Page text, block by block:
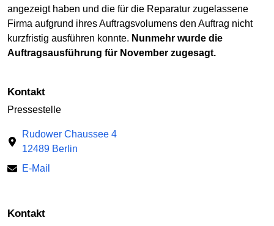
angezeigt haben und die für die Reparatur zugelassene
Firma aufgrund ihres Auftragsvolumens den Auftrag nicht
kurzfristig ausführen konnte. Nunmehr wurde die
Auftragsausführung für November zugesagt.
Kontakt
Pressestelle
Rudower Chaussee 4
12489 Berlin
E-Mail
Kontakt